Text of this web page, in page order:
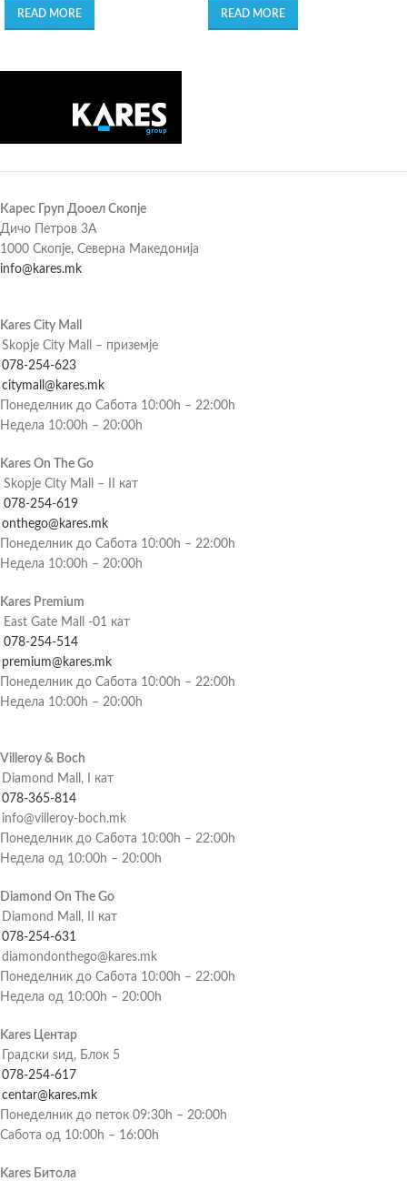
READ MORE READ MORE
Карес Груп Дооел Скопје
Дичо Петров 3А
1000 Скопје, Северна Македонија
info@kares.mk
Kares City Mall
Skopje City Mall – приземје
078-254-623
citymall@kares.mk
Понеделник до Сабота 10:00h – 22:00h
Недела 10:00h – 20:00h
Kares On The Go
Skopje City Mall – II кат
078-254-619
onthego@kares.mk
Понеделник до Сабота 10:00h – 22:00h
Недела 10:00h – 20:00h
Kares Premium
East Gate Mall -01 кат
078-254-514
premium@kares.mk
Понеделник до Сабота 10:00h – 22:00h
Недела 10:00h – 20:00h
Villeroy & Boch
Diamond Mall, I кат
078-365-814
info@villeroy-boch.mk
Понеделник до Сабота 10:00h – 22:00h
Недела од 10:00h – 20:00h
Diamond On The Go
Diamond Mall, II кат
078-254-631
diamondonthego@kares.mk
Понеделник до Сабота 10:00h – 22:00h
Недела од 10:00h – 20:00h
Kares Центар
Градски ѕид, Блок 5
078-254-617
centar@kares.mk
Понеделник до петок 09:30h – 20:00h
Сабота од 10:00h – 16:00h
Kares Битола